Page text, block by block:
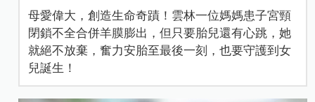
母愛偉大，創造生命奇蹟！雲林一位媽媽患子宮頸
閉鎖不全合併羊膜膨出，但只要胎兒還有心跳，她
就絕不放棄，奮力安胎至最後一刻，也要守護到女
兒誕生！